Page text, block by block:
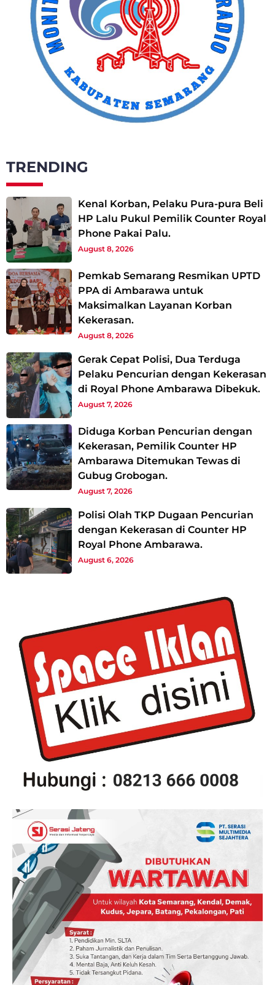
TRENDING
Kenal Korban, Pelaku Pura-pura Beli
HP Lalu Pukul Pemilik Counter Royal
Phone Pakai Palu.
August 8, 2026
Pemkab Semarang Resmikan UPTD
PPA di Ambarawa untuk
Maksimalkan Layanan Korban
Kekerasan.
August 8, 2026
Gerak Cepat Polisi, Dua Terduga
Pelaku Pencurian dengan Kekerasan
di Royal Phone Ambarawa Dibekuk.
August 7, 2026
Diduga Korban Pencurian dengan
Kekerasan, Pemilik Counter HP
Ambarawa Ditemukan Tewas di
Gubug Grobogan.
August 7, 2026
Polisi Olah TKP Dugaan Pencurian
dengan Kekerasan di Counter HP
Royal Phone Ambarawa.
August 6, 2026